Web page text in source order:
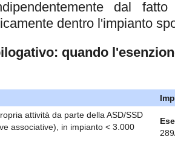
dal
dentro l'impianto
quando
attività da parte della ASD/SSD
associative), in impianto < 3.000